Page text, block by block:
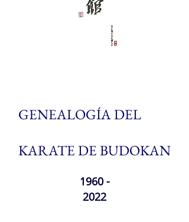
GENEALOGÍA DEL
KARATE DE BUDOKAN
1960 -
2022